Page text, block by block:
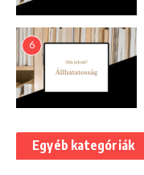
6
Egyéb kategóriák